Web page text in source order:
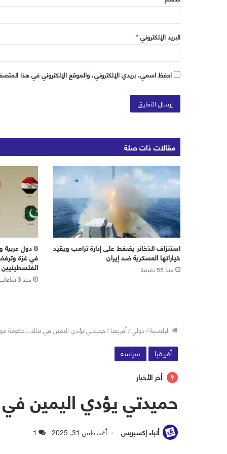
البريد الإلكتروني*
احفظ اسمي، بريدي الإلكتروني، والموقع الإلكتروني في هذا
مقالات ذات صلة
استنزاف الذخائر يضغط على إدارة ترامب ويقيد
خياراتها العسكرية ضد إيران
منذ 55 دقيقة
8 دول عربية
في غزة
الفلسطينيين
منذ 3 ساعات